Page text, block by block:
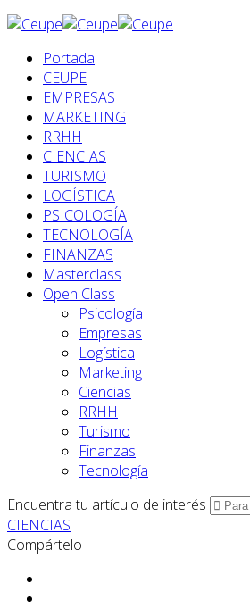
Portada
CEUPE
EMPRESAS
MARKETING
RRHH
CIENCIAS
TURISMO
LOGÍSTICA
PSICOLOGÍA
TECNOLOGÍA
FINANZAS
Masterclass
Open Class
Psicología
Empresas
Logística
Marketing
Ciencias
RRHH
Turismo
Finanzas
Tecnología
Encuentra tu artículo de interés
CIENCIAS
Compártelo